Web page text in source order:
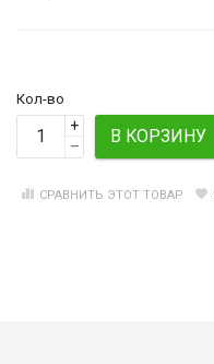
Кол-во
+
–
В КОРЗИНУ
СРАВНИТЬ ЭТОТ ТОВАР